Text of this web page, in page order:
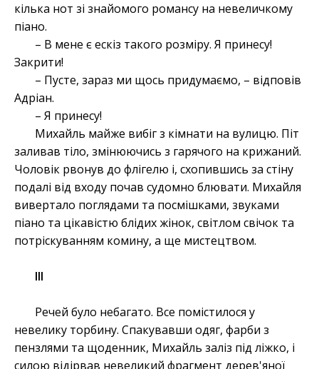
кілька нот зі знайомого романсу на невеличкому
піано.
– В мене є ескіз такого розміру. Я принесу!
Закрити!
– Пусте, зараз ми щось придумаємо, – відповів
Адріан.
– Я принесу!
Михайль майже вибіг з кімнати на вулицю. Піт
заливав тіло, змінюючись з гарячого на крижаний.
Чоловік рвонув до флігелю і, схопившись за стіну
подалі від входу почав судомно блювати. Михайля
вивертало поглядами та посмішками, звуками
піано та цікавістю блідих жінок, світлом свічок та
потріскуванням комину, а ще мистецтвом.
ІІІ
Речей було небагато. Все помістилося у
невелику торбину. Спакувавши одяг, фарби з
пензлями та щоденник, Михайль заліз під ліжко, і
силою відірвав невеликий фрагмент дерев'яної